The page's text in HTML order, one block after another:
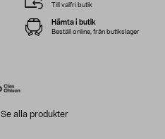
Se alla produkter
Till valfri butik
Hämta i butik
Beställ online, från butikslager